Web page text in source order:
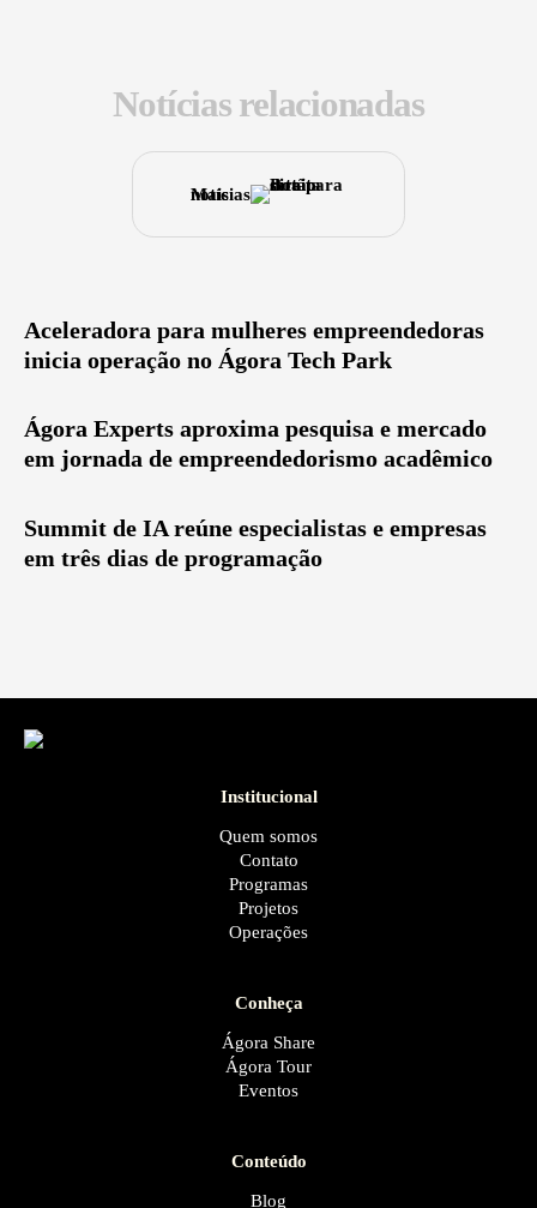
Notícias relacionadas
Mais notícias
Aceleradora para mulheres empreendedoras
inicia operação no Ágora Tech Park
Ágora Experts aproxima pesquisa e mercado
em jornada de empreendedorismo acadêmico
Summit de IA reúne especialistas e empresas
em três dias de programação
Institucional
Quem somos
Contato
Programas
Projetos
Operações
Conheça
Ágora Share
Ágora Tour
Eventos
Conteúdo
Blog